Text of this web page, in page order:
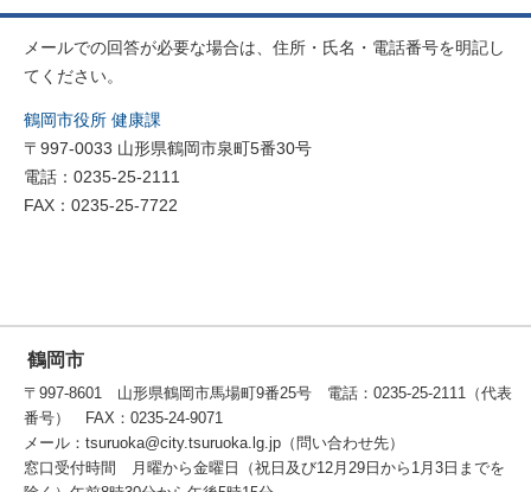
メールでの回答が必要な場合は、住所・氏名・電話番号を明記し
てください。
鶴岡市役所 健康課
〒997-0033 山形県鶴岡市泉町5番30号
電話：0235-25-2111
FAX：0235-25-7722
鶴岡市
〒997-8601 山形県鶴岡市馬場町9番25号 電話：0235-25-2111（代表
番号） FAX：0235-24-9071
メール：tsuruoka@city.tsuruoka.lg.jp（問い合わせ先）
窓口受付時間 月曜から金曜日（祝日及び12月29日から1月3日までを